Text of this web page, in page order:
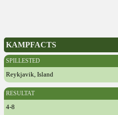
KAMPFACTS
SPILLESTED
Reykjavik, Island
RESULTAT
4-8